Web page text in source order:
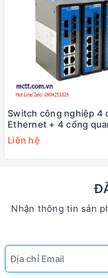
Switch công nghiệp 4
Ethernet + 4 cổng
cổng Gigabit SFP
IES2010-4T4F2GS-
Liên hệ
Nhận thông tin sản